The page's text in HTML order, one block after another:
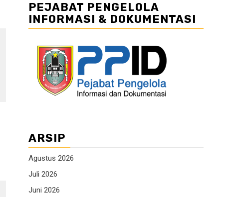
PEJABAT PENGELOLA
INFORMASI & DOKUMENTASI
ARSIP
Agustus 2026
Juli 2026
Juni 2026